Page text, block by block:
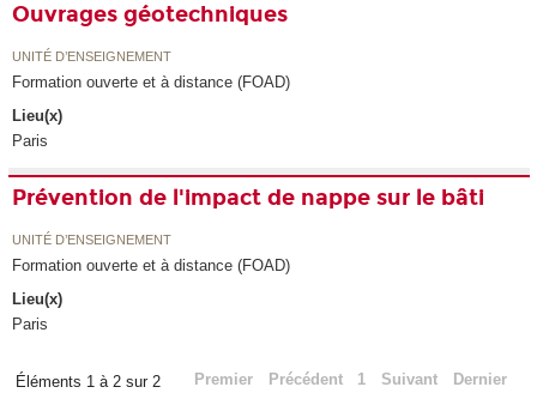
Ouvrages géotechniques
UNITÉ D’ENSEIGNEMENT
Formation ouverte et à distance (FOAD)
Lieu(x)
Paris
Prévention de l'impact de nappe sur le bâti
UNITÉ D’ENSEIGNEMENT
Formation ouverte et à distance (FOAD)
Lieu(x)
Paris
Éléments 1 à 2 sur 2 Premier Précédent 1 Suivant Dernier